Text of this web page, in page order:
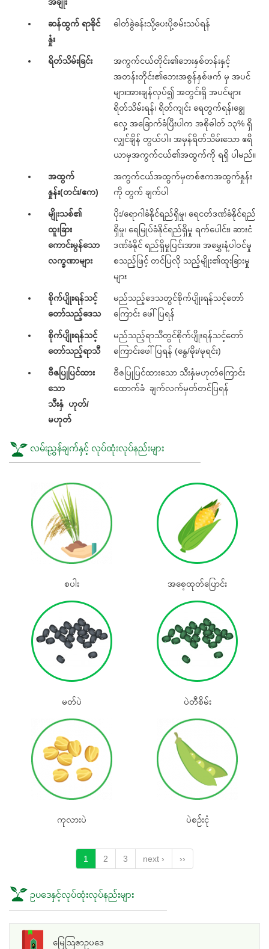
ဆန်ထွက် ရာခိုင်
နှုံး
ဓါတ်ခွဲခန်းသို့ပေးပို့စမ်းသပ်ရန်
ရိတ်သိမ်းခြင်း
အကွက်ငယ်တိုင်း၏ဘေးနှစ်တန်းနှင့်
အတန်းတိုင်း၏ဘေးအစွန်နှစ်ဖက် မှ အပင်
များအားချန်လှပ်၍ အတွင်းရှိ အပင်များ
ရိတ်သိမ်းရန်၊ ရိတ်ကျင်း ရေတွက်ရန်၊ချွေ
လှေ့ အခြောက်ခံပြီးပါက အစိုဓါတ် ၁၃% ရှိ
လျှင်ချိန် တွယ်ပါ။ အမှန်ရိတ်သိမ်းသော ဧရိ
ယာမှအကွက်ငယ်၏အထွက်ကို ရရှိ ပါမည်။
အထွက်
နှုန်း(တင်း/ဧက)
အကွက်ငယ်အထွက်မှတစ်ဧကအထွက်နှုန်း
ကို တွက် ချက်ပါ
မျိုးသစ်၏
ထူးခြား
ကောင်းမွန်သော
လက္ခဏာများ
ပိုး/ရောဂါခံနိုင်ရည်ရှိမှု၊ ရေငတ်ဒဏ်ခံနိုင်ရည်
ရှိမှု၊ ရေမြုပ်ခံနိုင်ရည်ရှိမှု ရက်ပေါင်း၊ ဆားငံ
ဒဏ်ခံနိုင် ရည်ရှိမှုပြင်းအား၊ အမွှေးနံ့ပါဝင်မှု
စသည့်ဖြင့် တင်ပြလို သည့်မျိုး၏ထူးခြားမှု
များ
စိုက်ပျိုးရန်သင့်
တော်သည့်ဒေသ
မည်သည့်ဒေသတွင်စိုက်ပျိုးရန်သင့်တော်
ကြောင်း ဖေါ်ပြရန်
စိုက်ပျိုးရန်သင့်
တော်သည့်ရာသီ
မည်သည့်ရာသီတွင်စိုက်ပျိုးရန်သင့်တော်
ကြောင်းဖေါ်ပြရန် (နွေ/မိုး/မုရင်း)
ဗီဇပြုပြင်ထား
သော
သီးနှံ ဟုတ်/
မဟုတ်
ဗီဇပြုပြင်ထားသော သီးနှံမဟုတ်ကြောင်း
ထောက်ခံ ချက်လက်မှတ်တင်ပြရန်
လမ်းညွှန်ချက်နှင့် လုပ်ထုံးလုပ်နည်းများ
စပါး အစေ့ထုတ်‌ပြောင်း
မတ်ပဲ ပဲတီစိမ်း
ကုလားပဲ ပဲစဉ်းငုံ
1 2 3 next › ››
ဥပဒေနှင့်လုပ်ထုံးလုပ်နည်းများ
မြေသြဇာဥပဒေ